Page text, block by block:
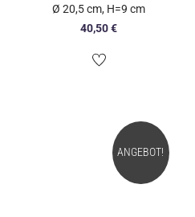
Ø 20,5 cm, H=9 cm
40,50€
ANGEBOT!